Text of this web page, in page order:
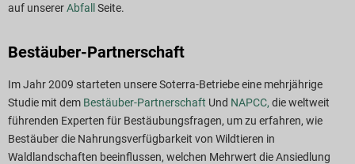
auf unsererAbfallSeite.
Bestäuber-Partnerschaft
Im Jahr 2009 starteten unsere Soterra-Betriebe eine mehrjährige
Studie mit dem Bestäuber-Partnerschaft Und NAPCC, die weltweit
führenden Experten für Bestäubungsfragen, um zu erfahren, wie
Bestäuber die Nahrungsverfügbarkeit von Wildtieren in
Waldlandschaften beeinflussen, welchen Mehrwert die Ansiedlung